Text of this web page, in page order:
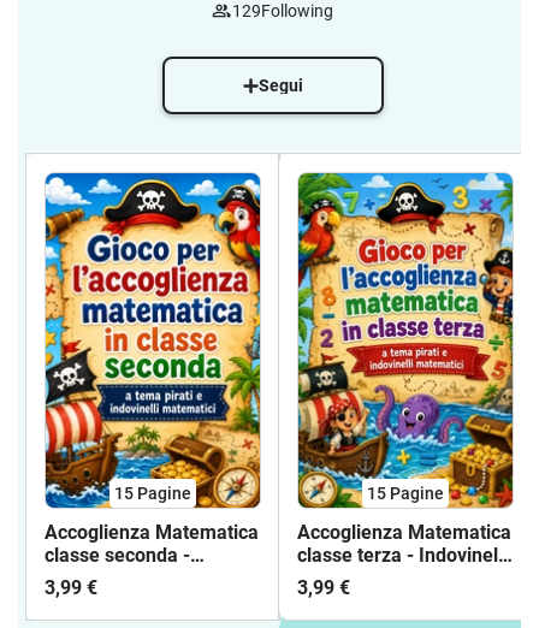
129Following
Segui
15 Pagine
Accoglienza Matematica
classe seconda -
Indovinelli matematici
con i pirati
3,99 €
15 Pagine
Accoglienza Matematica
classe terza - Indovinelli
matematici con i pirati
3,99 €